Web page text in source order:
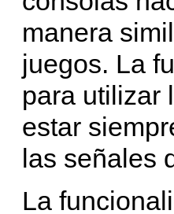
manera
juegos. La
para utilizar
estar
las señales
La